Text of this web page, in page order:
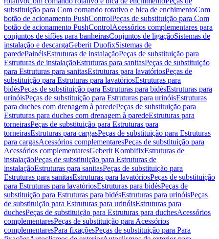
substituição para Com comando rotativo e bica de enchimentoCom
botão de acionamento PushControlPeças de substituição para Com
botão de acionamento PushControlAcessórios complementares para
conjuntos de sifões para banheirasConjuntos de ligaçãoSistemas de
instalação e descargaGeberit DuofixSistemas de
paredePainéisEstruturas de instalaçãoPeças de substituição para
Estruturas de instalaçãoEstruturas para sanitasPeças de substituição
para Estruturas para sanitasEstruturas para lavatóriosPeças de
substituição para Estruturas para lavatóriosEstruturas para
bidésPeças de substituição para Estruturas para bidésEstruturas para
urinóisPeças de substituição para Estruturas para urinóisEstruturas
para duches com drenagem à paredePeças de substituição para
Estruturas para duches com drenagem à paredeEstruturas para
torneirasPeças de substituição para Estruturas para
torneirasEstruturas para cargasPeças de substituição para Estruturas
para cargasAcessórios complementaresPeças de substituição para
Acessórios complementaresGeberit KombifixEstruturas de
instalaçãoPeças de substituição para Estruturas de
instalaçãoEstruturas para sanitasPeças de substituição para
Estruturas para sanitasEstruturas para lavatóriosPeças de substituição
para Estruturas para lavatóriosEstruturas para bidésPeças de
substituição para Estruturas para bidésEstruturas para urinóisPeças
de substituição para Estruturas para urinóisEstruturas para
duchesPeças de substituição para Estruturas para duchesAcessórios
complementaresPeças de substituição para Acessórios
complementaresPara fixaçõesPeças de substituição para Para